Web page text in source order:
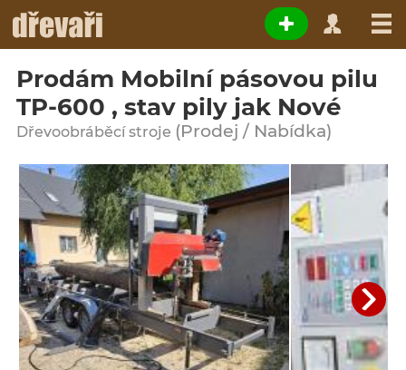
Prodám Mobilní pásovou pilu
TP-600 , stav pily jak Nové
Dřevoobráběcí stroje (Prodej / Nabídka)